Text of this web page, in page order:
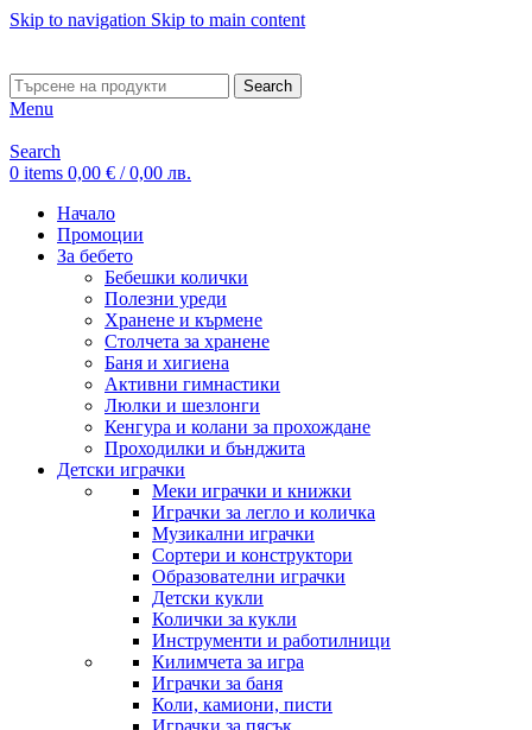
Skip to navigation Skip to main content
Search
Menu
Search
0 items 0,00 € / 0,00 лв.
Начало
Промоции
За бебето
Бебешки колички
Полезни уреди
Хранене и кърмене
Столчета за хранене
Баня и хигиена
Активни гимнастики
Люлки и шезлонги
Кенгура и колани за прохождане
Проходилки и бънджита
Детски играчки
Меки играчки и книжки
Играчки за легло и количка
Музикални играчки
Сортери и конструктори
Образователни играчки
Детски кукли
Колички за кукли
Инструменти и работилници
Килимчета за игра
Играчки за баня
Коли, камиони, писти
Играчки за пясък